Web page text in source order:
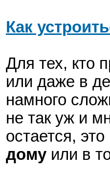
Как
Для тех, кто
или даже в
намного
не так уж и
остается,
дому или в